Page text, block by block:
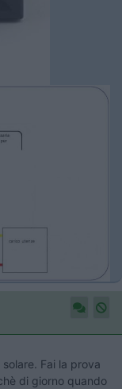
Fai la prova
di giorno quando